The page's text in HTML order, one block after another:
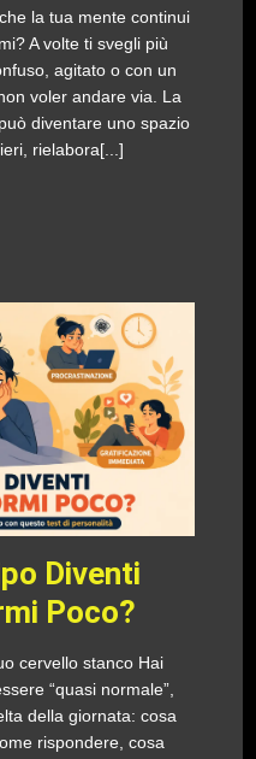
la tua mente continui
A volte ti svegli più
agitato o con un
voler andare via. La
diventare uno spazio
rielabora[...]
Diventi
Poco?
cervello stanco Hai
“quasi normale”,
della giornata: cosa
rispondere, cosa